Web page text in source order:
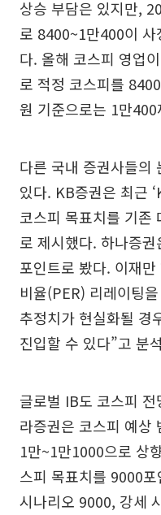
상승 부담은 있지만,
로 8400~1만400이 사
다. 올해 코스피 영업
로 적정 코스피를
원 기준으로는 1만
다른 국내 증권사들의
있다. KB증권은 최근
코스피 목표치를 기존
로 제시했다. 하나증
포인트로 봤다. 이재
비율(PER) 리레이팅
추정치가 현실화될 경
진입할 수 있다”고 분
글로벌 IB도 코스피
라증권은 코스피 예상
1만~1만1000으로 상
스피 목표치를 9000
시나리오 9000, 강세